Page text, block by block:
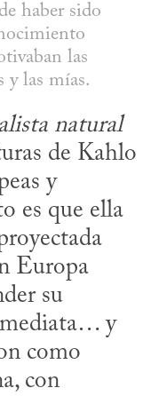
haber sido
las
y las mías.
natural
de Kahlo
y
es que ella
Europa
su
y
como
con